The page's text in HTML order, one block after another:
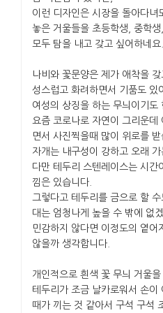
이런 디자인은 시장을 돌아다
놓은 거울들을 초등학생, 중학
모두 탐을 내고 갖고 싶어하네요.
나비와 꽃문양은 제가 애착을
성스럽고 화려하면서 기품도 있
여성의 상징을 하는 무늬이기도
요즘 코로나로 자연이 그리운데
면서 사진찍을때 많이 위로를 받
자개는 내구성이 강하고 오래 가
다만 테두리 스텐레이스는 시간
낌은 있습니다.
그렇다고 테두리를 금으로 할
대는 엄청나게 높을 수 밖에 없겠
민감하지 않다면 이정도의 옅어
않을까 생각합니다.
개인적으로 흰색 꽃 무늬 거울
테두리가 조금 날카로워서 손이
때가 끼는 것 같아서 구석 구석